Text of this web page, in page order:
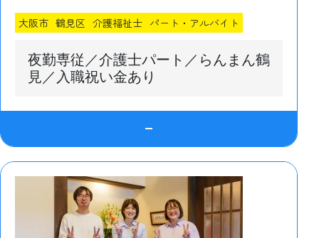
大阪市 鶴見区 介護福祉士 パート・アルバイト
夜勤専従／介護士パート／らんまん鶴
見／入職祝い金あり